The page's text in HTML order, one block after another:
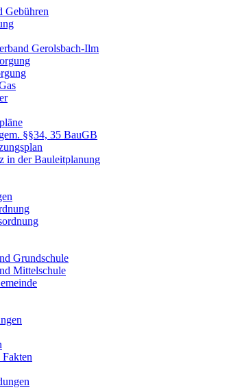
Gebühren
Gerolsbach-Ilm
§§34, 35 BauGB
in der Bauleitplanung
Grundschule
Mittelschule